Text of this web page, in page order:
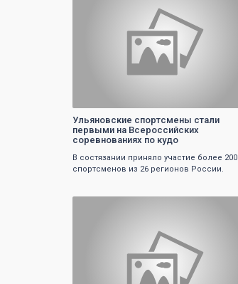
Ульяновские спортсмены стали
первыми на Всероссийских
соревнованиях по кудо
В состязании приняло участие более 200
спортсменов из 26 регионов России.